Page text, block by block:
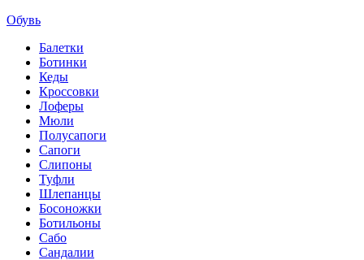
Обувь
Балетки
Ботинки
Кеды
Кроссовки
Лоферы
Мюли
Полусапоги
Сапоги
Слипоны
Туфли
Шлепанцы
Босоножки
Ботильоны
Сабо
Сандалии